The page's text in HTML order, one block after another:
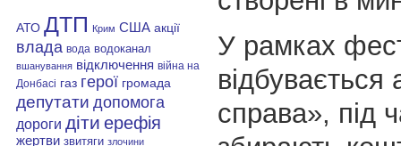
АТО ДТП Крим США акції
влада вода водоканал
вшанування відключення війна на
Донбасі газ герої громада
депутати допомога
дороги діти ерефія
жертви звитяги злочини
У рамках
відбувається
справа», під